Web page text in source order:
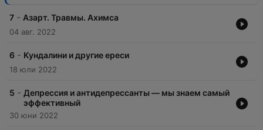
7 - Азарт. Травмы. Ахимса
04 авг. 2022
6 - Кундалини и другие ереси
18 юли 2022
5 - Депрессия и антидепрессанты — мы знаем самый
эффективный
30 юни 2022